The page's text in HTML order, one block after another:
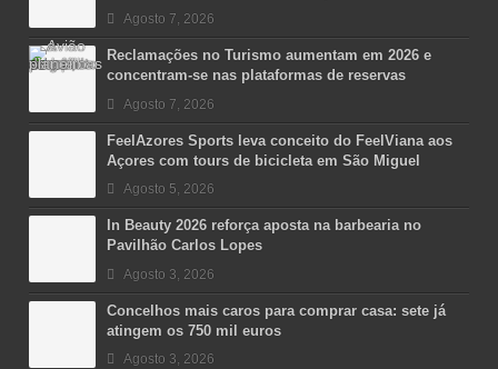
Agosto 7, 2026
Reclamações no Turismo aumentam em 2026 e
concentram-se nas plataformas de reservas
Agosto 7, 2026
FeelAzores Sports leva conceito do FeelViana aos
Açores com tours de bicicleta em São Miguel
Agosto 5, 2026
In Beauty 2026 reforça aposta na barbearia no
Pavilhão Carlos Lopes
Agosto 3, 2026
Concelhos mais caros para comprar casa: sete já
atingem os 750 mil euros
Agosto 3, 2026